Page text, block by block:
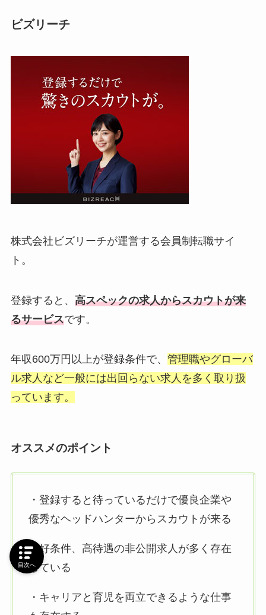
ビズリーチ
株式会社ビズリーチが運営する会員制転職サイ
ト。
登録すると、 高スペックの求人からスカウトが来
るサービスです。
年収600万円以上が登録条件で、 管理職やグローバ
ル求人など一般には出回らない求人を多く取り扱
っています。
オススメのポイント
・登録すると待っているだけで優良企業や
優秀なヘッドハンターからスカウトが来る
・好条件、高待遇の非公開求人が多く存在
している
・キャリアと育児を両立できるような仕事
目次へ